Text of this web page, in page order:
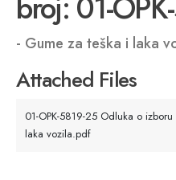
- Gume za teška i laka
Attached Files
01-OPK-5819-25 Odluka o
laka vozila.pdf